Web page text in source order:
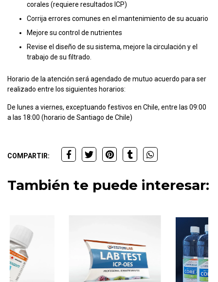
corales (requiere resultados ICP)
Corrija errores comunes en el mantenimiento de su acuario
Mejore su control de nutrientes
Revise el diseño de su sistema, mejore la circulación y el
trabajo de su filtrado.
Horario de la atención será agendado de mutuo acuerdo para ser
realizado entre los siguientes horarios:
De lunes a viernes, exceptuando festivos en Chile, entre las 09:00
a las 18:00 (horario de Santiago de Chile)
COMPARTIR:
También te puede interesar: